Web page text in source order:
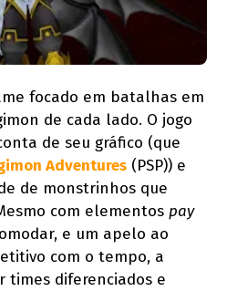
focado em batalhas em
de cada lado. O jogo
de seu gráfico (que
Adventures (PSP)) e
de monstrinhos que
com elementospay
e um apelo ao
com o tempo, a
times diferenciados e